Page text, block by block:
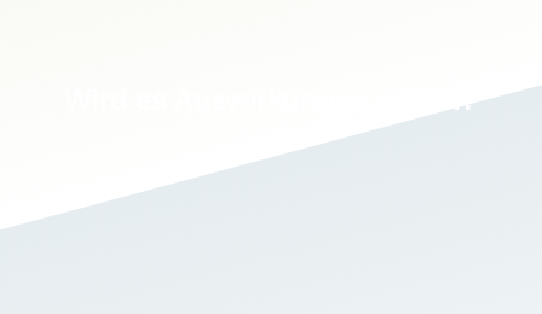
Wird es Auswirkungen geben?